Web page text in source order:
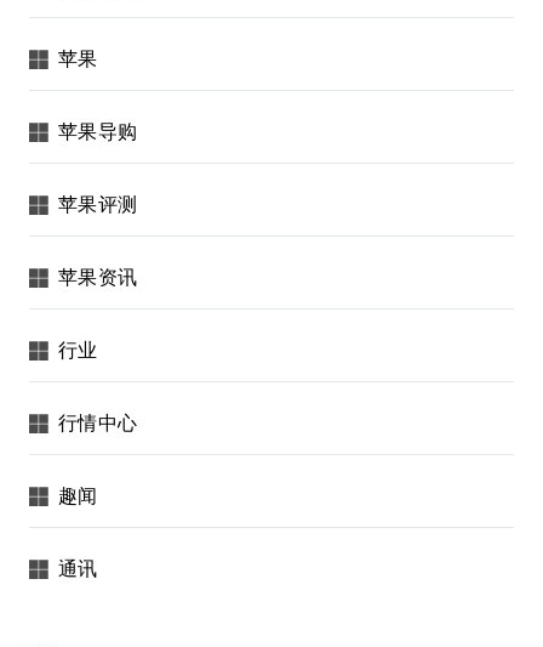
苹果
苹果导购
苹果评测
苹果资讯
行业
行情中心
趣闻
通讯